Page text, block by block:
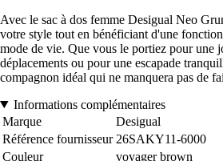
Avec le sac à dos femme Desigual Neo
votre style tout en bénéficiant d'une
mode de vie. Que vous le portiez pour une
déplacements ou pour une escapade
compagnon idéal qui ne manquera pas de
Informations complémentaires
Marque
Desigual
Référence fournisseur 26SAKY11-6000
Couleur
voyager brown